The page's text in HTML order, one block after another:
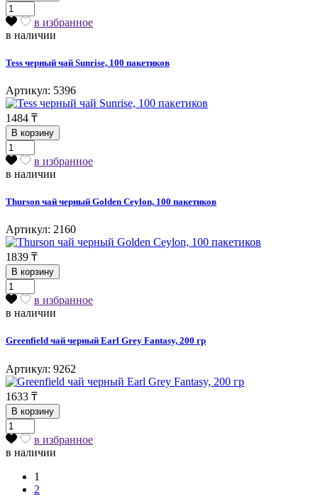
в избранное
в наличии
Tess черный чай Sunrise, 100 пакетиков
Артикул: 5396
1484 ₸
В корзину
в избранное
в наличии
Thurson чай черный Golden Ceylon, 100 пакетиков
Артикул: 2160
1839 ₸
В корзину
в избранное
в наличии
Greenfield чай черный Earl Grey Fantasy, 200 гр
Артикул: 9262
1633 ₸
В корзину
в избранное
в наличии
1
2